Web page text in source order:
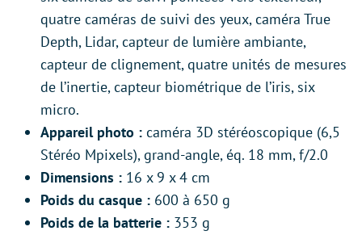
quatre caméras de suivi des yeux, caméra True
Depth, Lidar, capteur de lumière ambiante,
capteur de clignement, quatre unités de mesures
de l’inertie, capteur biométrique de l’iris, six
micro.
Appareil photo : caméra 3D stéréoscopique (6,5
Stéréo Mpixels), grand-angle, éq. 18 mm, f/2.0
Dimensions : 16 x 9 x 4 cm
Poids du casque : 600 à 650 g
Poids de la batterie : 353 g